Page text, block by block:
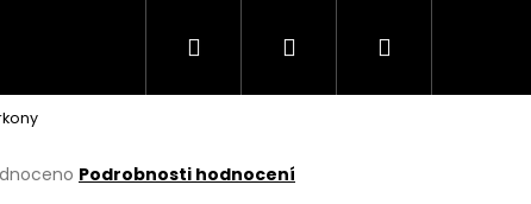
Hledat PřihlášeníNákupní
Podrobnosti hodnocení